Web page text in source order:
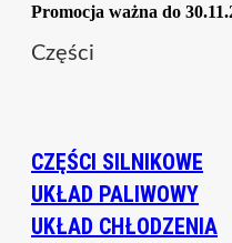
Promocja ważna do
Części
CZĘŚCI SILNIKOWE
UKŁAD PALIWOWY
UKŁAD CHŁODZENIA